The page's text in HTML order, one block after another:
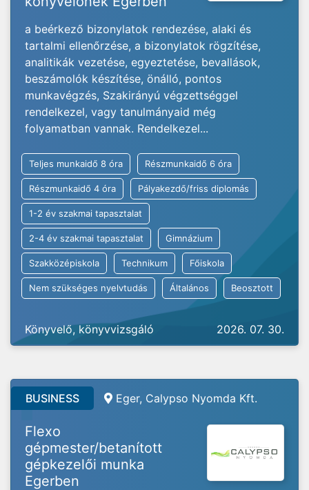
a beérkező bizonylatok rendezése, alaki és
tartalmi ellenőrzése, a bizonylatok rögzítése,
analitikák vezetése, egyeztetése, bevallások,
beszámolók készítése, önálló, pontos
munkavégzés, Szakirányú végzettséggel
rendelkezel, vagy tanulmányaid még
folyamatban vannak. Rendelkezel...
Teljes munkaidő 8 óra Részmunkaidő 6 óra
Részmunkaidő 4 óra Pályakezdő/friss diplomás
1-2 év szakmai tapasztalat
2-4 év szakmai tapasztalat Gimnázium
Szakközépiskola Technikum Főiskola
Nem szükséges nyelvtudás Általános Beosztott
Könyvelő, könyvvizsgáló 2026. 07. 30.
BUSINESS Eger, Calypso Nyomda Kft.
Flexo
gépmester/betanított
gépkezelői munka
Egerben